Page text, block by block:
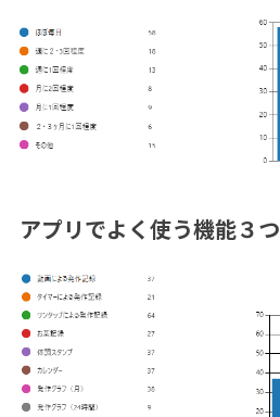
アプリでよく使う機能３つ